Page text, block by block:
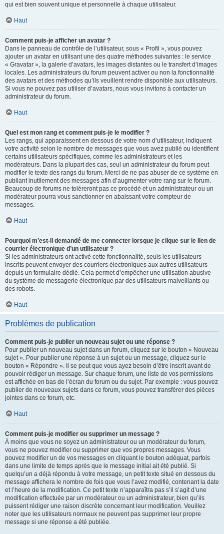
qui est bien souvent unique et personnelle à chaque utilisateur.
Haut
Comment puis-je afficher un avatar ?
Dans le panneau de contrôle de l’utilisateur, sous « Profil », vous pouvez
ajouter un avatar en utilisant une des quatre méthodes suivantes : le service
« Gravatar », la galerie d’avatars, les images distantes ou le transfert d’images
locales. Les administrateurs du forum peuvent activer ou non la fonctionnalité
des avatars et des méthodes qu’ils veuillent rendre disponible aux utilisateurs.
Si vous ne pouvez pas utiliser d’avatars, nous vous invitons à contacter un
administrateur du forum.
Haut
Quel est mon rang et comment puis-je le modifier ?
Les rangs, qui apparaissent en dessous de votre nom d’utilisateur, indiquent
votre activité selon le nombre de messages que vous avez publié ou identifient
certains utilisateurs spécifiques, comme les administrateurs et les
modérateurs. Dans la plupart des cas, seul un administrateur du forum peut
modifier le texte des rangs du forum. Merci de ne pas abuser de ce système en
publiant inutilement des messages afin d’augmenter votre rang sur le forum.
Beaucoup de forums ne toléreront pas ce procédé et un administrateur ou un
modérateur pourra vous sanctionner en abaissant votre compteur de
messages.
Haut
Pourquoi m’est-il demandé de me connecter lorsque je clique sur le lien de
courrier électronique d’un utilisateur ?
Si les administrateurs ont activé cette fonctionnalité, seuls les utilisateurs
inscrits peuvent envoyer des courriers électroniques aux autres utilisateurs
depuis un formulaire dédié. Cela permet d’empêcher une utilisation abusive
du système de messagerie électronique par des utilisateurs malveillants ou
des robots.
Haut
Problèmes de publication
Comment puis-je publier un nouveau sujet ou une réponse ?
Pour publier un nouveau sujet dans un forum, cliquez sur le bouton « Nouveau
sujet ». Pour publier une réponse à un sujet ou un message, cliquez sur le
bouton « Répondre ». Il se peut que vous ayez besoin d’être inscrit avant de
pouvoir rédiger un message. Sur chaque forum, une liste de vos permissions
est affichée en bas de l’écran du forum ou du sujet. Par exemple : vous pouvez
publier de nouveaux sujets dans ce forum, vous pouvez transférer des pièces
jointes dans ce forum, etc.
Haut
Comment puis-je modifier ou supprimer un message ?
À moins que vous ne soyez un administrateur ou un modérateur du forum,
vous ne pouvez modifier ou supprimer que vos propres messages. Vous
pouvez modifier un de vos messages en cliquant le bouton adéquat, parfois
dans une limite de temps après que le message initial ait été publié. Si
quelqu’un a déjà répondu à votre message, un petit texte situé en dessous du
message affichera le nombre de fois que vous l’avez modifié, contenant la date
et l’heure de la modification. Ce petit texte n’apparaîtra pas s’il s’agit d’une
modification effectuée par un modérateur ou un administrateur, bien qu’ils
puissent rédiger une raison discrète concernant leur modification. Veuillez
noter que les utilisateurs normaux ne peuvent pas supprimer leur propre
message si une réponse a été publiée.